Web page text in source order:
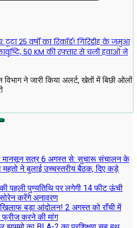
25 वर्षों का रिकॉर्ड! गिरिडीह के जमुआ
50 KM की रफ्तार से चली हवाओं ने
ने जारी किया अलर्ट, खेतों में बिछी ओलों
मानसून सत्र 6 अगस्त से: सुचारू संचालन के
महतो ने बुलाई उच्चस्तरीय बैठक, दिए कड़े
पहली पुण्यतिथि पर लगेगी 14 फीट ऊंची
करेंगे अनावरण
बड़ा आंदोलन! 2 अगस्त को राँची में
फ्रीज करने की मांग